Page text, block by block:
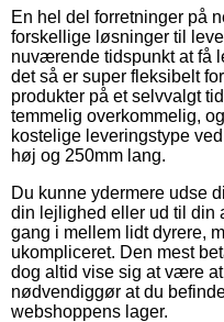
En hel del forretninger på
forskellige løsninger til
nuværende tidspunkt at få
det så er super fleksibelt
produkter på et selvvalgt
temmelig overkommelig,
kostelige leveringstype
høj og 250mm lang.
Du kunne ydermere udse
din lejlighed eller ud til din
gang i mellem lidt dyrere,
ukompliceret. Den mest
dog altid vise sig at være
nødvendiggør at du
webshoppens lager.